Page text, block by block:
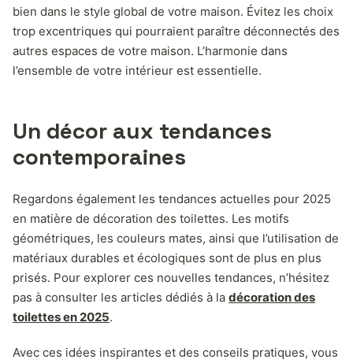
bien dans le style global de votre maison. Évitez les choix
trop excentriques qui pourraient paraître déconnectés des
autres espaces de votre maison. L’harmonie dans
l’ensemble de votre intérieur est essentielle.
Un décor aux tendances
contemporaines
Regardons également les tendances actuelles pour 2025
en matière de décoration des toilettes. Les motifs
géométriques, les couleurs mates, ainsi que l’utilisation de
matériaux durables et écologiques sont de plus en plus
prisés. Pour explorer ces nouvelles tendances, n’hésitez
pas à consulter les articles dédiés à la décoration des
toilettes en 2025.
Avec ces idées inspirantes et des conseils pratiques, vous